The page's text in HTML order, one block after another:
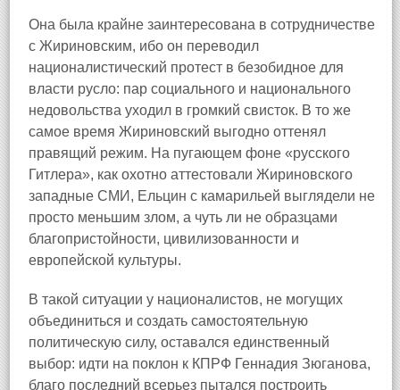
Она была крайне заинтересована в сотрудничестве
с Жириновским, ибо он переводил
националистический протест в безобидное для
власти русло: пар социального и национального
недовольства уходил в громкий свисток. В то же
самое время Жириновский выгодно оттенял
правящий режим. На пугающем фоне «русского
Гитлера», как охотно аттестовали Жириновского
западные СМИ, Ельцин с камарильей выглядели не
просто меньшим злом, а чуть ли не образцами
благопристойности, цивилизованности и
европейской культуры.
В такой ситуации у националистов, не могущих
объединиться и создать самостоятельную
политическую силу, оставался единственный
выбор: идти на поклон к КПРФ Геннадия Зюганова,
благо последний всерьез пытался построить